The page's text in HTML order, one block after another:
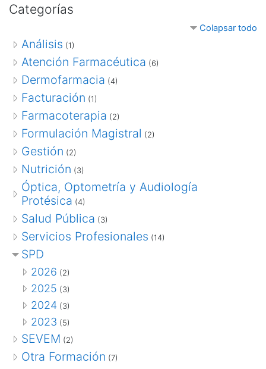
Categorías
Colapsar todo
Análisis (1)
Atención Farmacéutica (6)
Dermofarmacia (4)
Facturación (1)
Farmacoterapia (2)
Formulación Magistral (2)
Gestión (2)
Nutrición (3)
Óptica, Optometría y Audiología
Protésica (4)
Salud Pública (3)
Servicios Profesionales (14)
SPD
2026 (2)
2025 (3)
2024 (3)
2023 (5)
SEVEM (2)
Otra Formación (7)